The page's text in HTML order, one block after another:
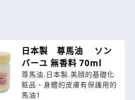
日本製 尊馬油 ソン
バーユ 無香料 70ml
尊馬油.日本製.美顔的基礎化
粧品、身體的皮膚有保護用的
馬油1